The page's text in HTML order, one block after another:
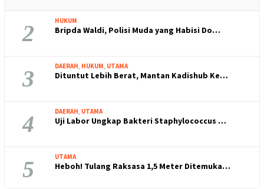
2 HUKUM
Bripda Waldi, Polisi Muda yang Habisi Do…
3 DAERAH, HUKUM, UTAMA
Dituntut Lebih Berat, Mantan Kadishub Ke…
4 DAERAH, UTAMA
Uji Labor Ungkap Bakteri Staphylococcus …
5 UTAMA
Heboh! Tulang Raksasa 1,5 Meter Ditemuka…